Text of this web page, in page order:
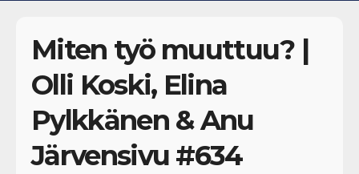
Miten työ muuttuu? |
Olli Koski, Elina
Pylkkänen & Anu
Järvensivu #634